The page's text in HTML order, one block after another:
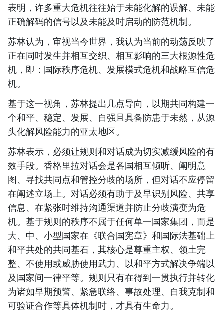
表明，许多重大危机往往始于未能化解的误解、未能
正确解码的信号以及未能及时启动的防范机制。
苏林认为，审视当今世界，我认为当前的动荡反映了
正在同时发生并相互交织、相互影响的三大根源性危
机，即：国际秩序危机、发展模式危机和战略互信危
机。
基于这一视角，苏林提出几点导向，以期共同构建一
个和平、稳定、发展、自强且具备防患于未然，从源
头化解风险能力的亚太地区。
苏林表示，必须让规则和对话成为切实减缓风险的有
效手段。香格里拉对话会是各国相互倾听、阐明意
图、寻找共同点和管控分歧的场所，但对话不应停留
在阐述立场上。对话必须有助于及早识别风险、共享
信息、在紧张时维持沟通渠道并防止分歧演变为危
机。基于规则的秩序不属于任何单一国家集团，而是
大、中、小型国家在《联合国宪章》和国际法基础上
和平共处的共同基石，其核心是尊重主权、领土完
整、不使用或威胁使用武力、以和平方式解决争端以
及国家间一律平等。规则只有在得到一贯执行并转化
为诸如早期预警、紧急联络、事故处理、自我克制和
可验证合作等具体机制时，才具有生命力。